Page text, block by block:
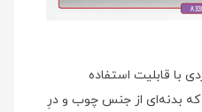
با قابلیت استفاده
بدنه‌ای از جنس چوب و درِ